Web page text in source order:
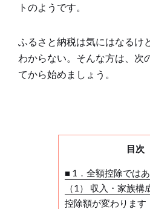
トのようです。
ふるさと納税は気にはなるけ
わからない。そんな方は、次
てから始めましょう。
目次
■ 1．全額控除では
（1） 収入・家族構
控除額が変わります